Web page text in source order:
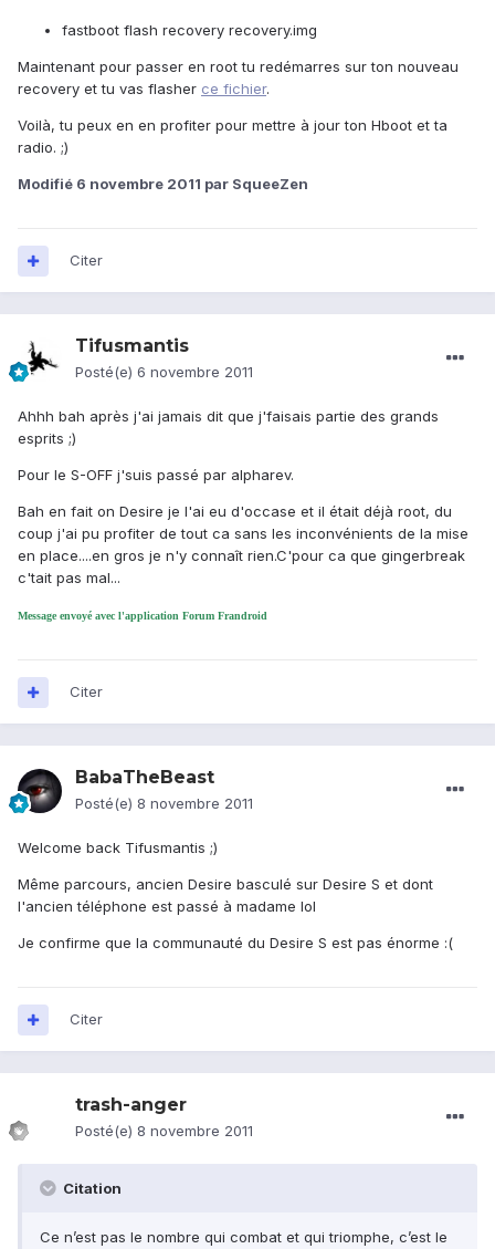
fastboot flash recovery recovery.img
Maintenant pour passer en root tu redémarres sur ton nouveau
recovery et tu vas flasher ce fichier.
Voilà, tu peux en en profiter pour mettre à jour ton Hboot et ta
radio. ;)
Modifié 6 novembre 2011 par SqueeZen
Citer
Tifusmantis
Posté(e) 6 novembre 2011
Ahhh bah après j'ai jamais dit que j'faisais partie des grands
esprits ;)
Pour le S-OFF j'suis passé par alpharev.
Bah en fait on Desire je l'ai eu d'occase et il était déjà root, du
coup j'ai pu profiter de tout ca sans les inconvénients de la mise
en place....en gros je n'y connaît rien.C'pour ca que gingerbreak
c'tait pas mal...
Message envoyé avec l'application Forum Frandroid
Citer
BabaTheBeast
Posté(e) 8 novembre 2011
Welcome back Tifusmantis ;)
Même parcours, ancien Desire basculé sur Desire S et dont
l'ancien téléphone est passé à madame lol
Je confirme que la communauté du Desire S est pas énorme :(
Citer
trash-anger
Posté(e) 8 novembre 2011
Citation
Ce n’est pas le nombre qui combat et qui triomphe, c’est le